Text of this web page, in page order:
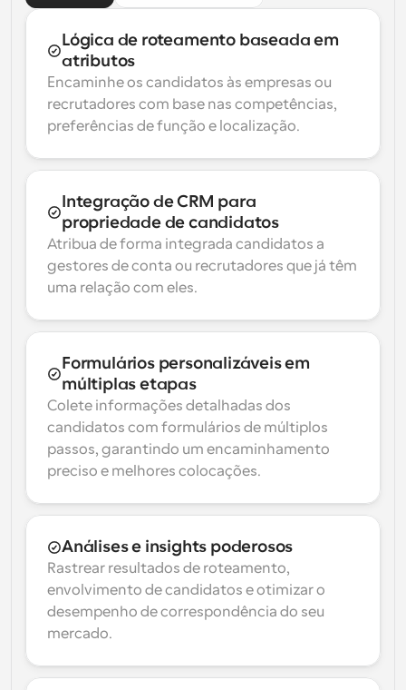
Lógica de roteamento baseada em
atributos
Encaminhe os candidatos às empresas ou
recrutadores com base nas competências,
preferências de função e localização.
Integração de CRM para
propriedade de candidatos
Atribua de forma integrada candidatos a
gestores de conta ou recrutadores que já têm
uma relação com eles.
Formulários personalizáveis em
múltiplas etapas
Colete informações detalhadas dos
candidatos com formulários de múltiplos
passos, garantindo um encaminhamento
preciso e melhores colocações.
Análises e insights poderosos
Rastrear resultados de roteamento,
envolvimento de candidatos e otimizar o
desempenho de correspondência do seu
mercado.